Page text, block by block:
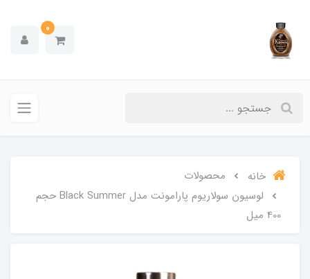
0
خانه
محصولات
لوسیون سولاریوم پارامونت مدل Black Summer حجم
400 میل